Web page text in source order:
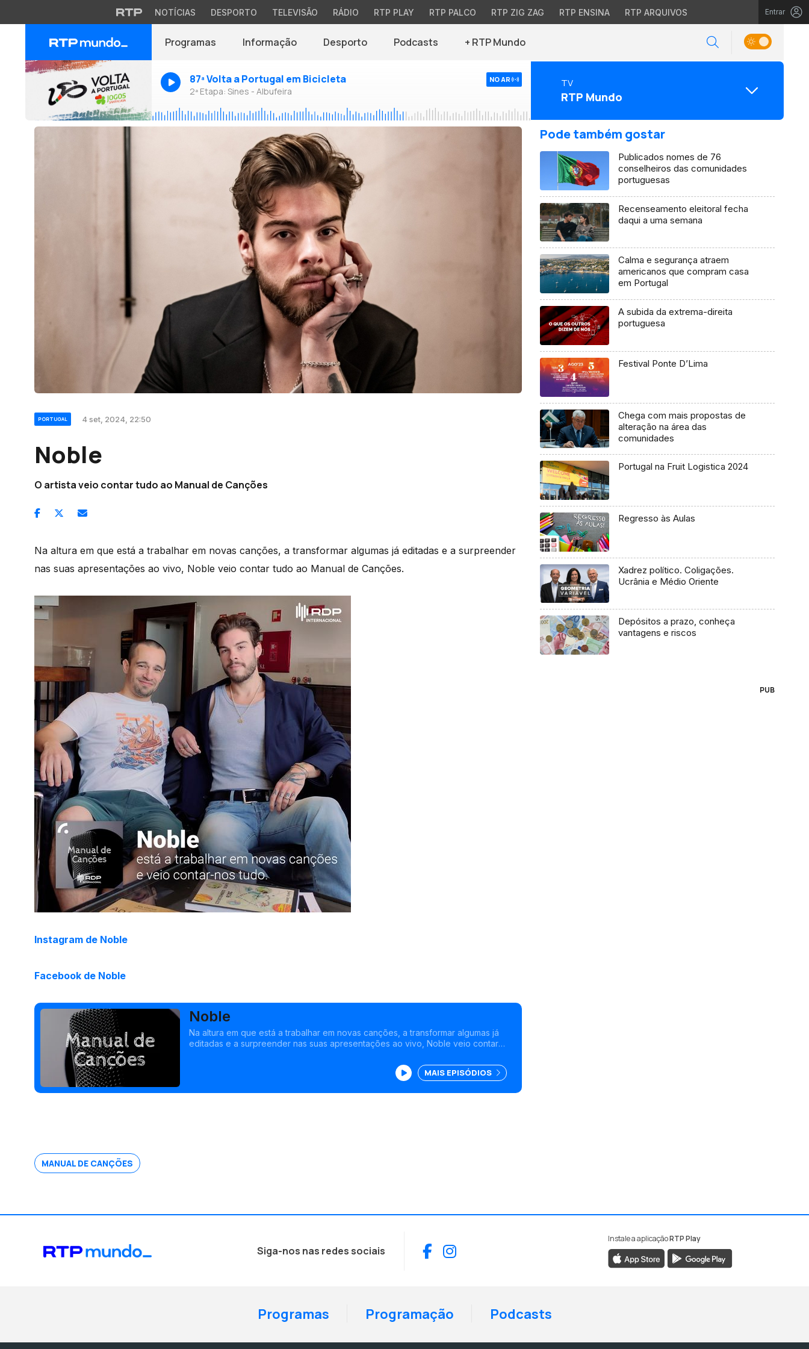
NOTÍCIAS DESPORTO TELEVISÃO RÁDIO RTP PLAY RTP PALCO RTP ZIG ZAG RTP ENSINA RTP ARQUIVOS Entrar
Programas Informação Desporto Podcasts + RTP Mundo
87ª Volta a Portugal em Bicicleta
2ª Etapa: Sines - Albufeira
NO AR TV
RTP Mundo
PORTUGAL 4 set, 2024, 22:50
Noble
O artista veio contar tudo ao Manual de Canções
Na altura em que está a trabalhar em novas canções, a transformar algumas já editadas e a surpreender
nas suas apresentações ao vivo, Noble veio contar tudo ao Manual de Canções.
Instagram de Noble
Facebook de Noble
Noble
Na altura em que está a trabalhar em novas canções, a transformar algumas já
editadas e a surpreender nas suas apresentações ao vivo, Noble veio contar
MAIS EPISÓDIOS
MANUAL DE CANÇÕES
Pode também gostar
Publicados nomes de 76
conselheiros das comunidades
portuguesas
Recenseamento eleitoral fecha
daqui a uma semana
Calma e segurança atraem
americanos que compram casa
em Portugal
A subida da extrema-direita
portuguesa
Festival Ponte D’Lima
Chega com mais propostas de
alteração na área das
comunidades
Portugal na Fruit Logistica 2024
Regresso às Aulas
Xadrez político. Coligações.
Ucrânia e Médio Oriente
Depósitos a prazo, conheça
vantagens e riscos
PUB
Siga-nos nas redes sociais Facebook
Instagram
Instale a aplicaçãoRTP Play
Programas Programação Podcasts